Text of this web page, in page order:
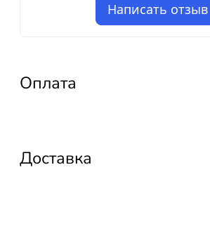
Написать отзыв
Оплата
Доставка